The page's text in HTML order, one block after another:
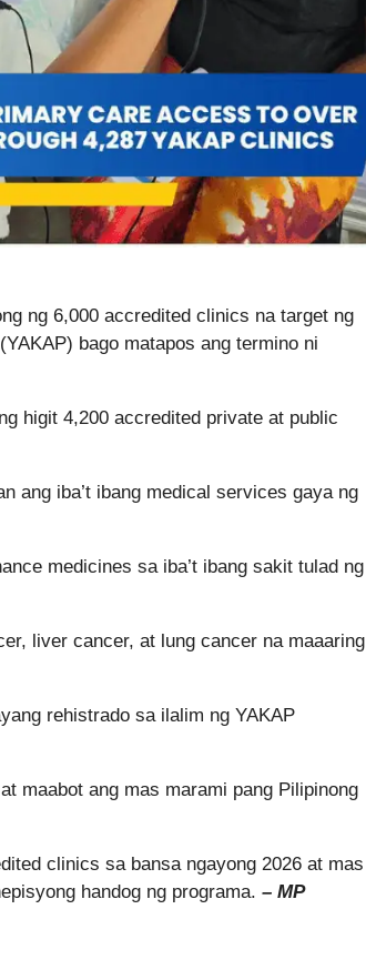
ng 6,000 accredited clinics na target ng
bago matapos ang termino ni
higit 4,200 accredited private at public
ang iba’t ibang medical services gaya ng
medicines sa iba’t ibang sakit tulad ng
liver cancer, at lung cancer na maaaring
rehistrado sa ilalim ng YAKAP
maabot ang mas marami pang Pilipinong
clinics sa bansa ngayong 2026 at mas
handog ng programa. – MP